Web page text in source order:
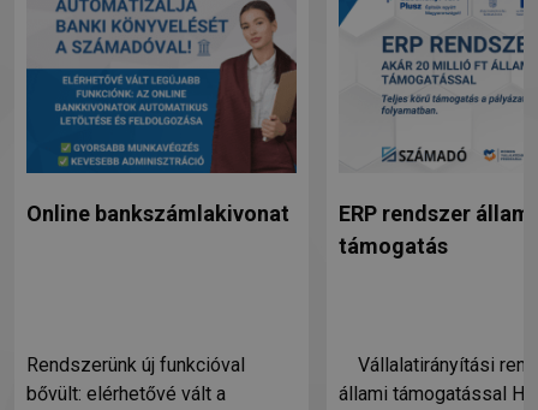
Online bankszámlakivonat
Rendszerünk új funkcióval
bővült: elérhetővé vált a
ERP rendszer állami
támogatás
Vállalatirányítási
állami támogatással Ha